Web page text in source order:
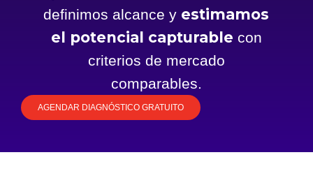
definimos alcance y estimamos
el potencial capturable con
criterios de mercado
comparables.
AGENDAR DIAGNÓSTICO GRATUITO